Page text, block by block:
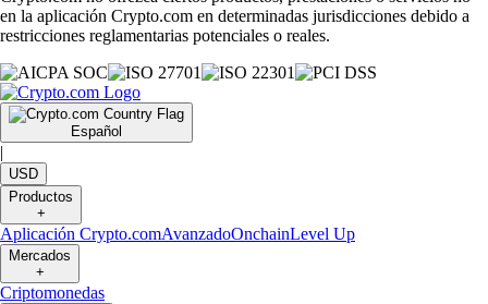
en la aplicación Crypto.com en determinadas jurisdicciones debido a
restricciones reglamentarias potenciales o reales.
Español
|
USD
Productos
+
Aplicación Crypto.comAvanzadoOnchainLevel Up
Mercados
+
Criptomonedas